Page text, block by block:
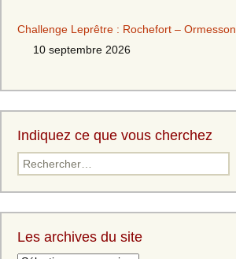
Challenge Leprêtre : Rochefort – Ormesson
10 septembre 2026
Indiquez ce que vous cherchez
Les archives du site